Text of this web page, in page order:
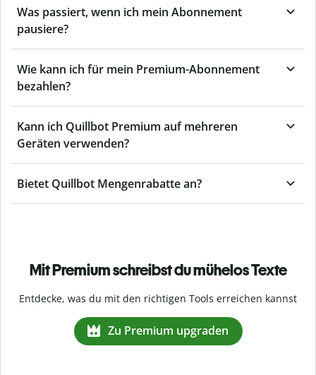
Was passiert, wenn ich mein Abonnement
pausiere?
Wie kann ich für mein Premium-Abonnement
bezahlen?
Kann ich Quillbot Premium auf mehreren
Geräten verwenden?
Bietet Quillbot Mengenrabatte an?
Mit Premium schreibst du mühelos Texte
Entdecke, was du mit den richtigen Tools erreichen kannst
Zu Premium upgraden